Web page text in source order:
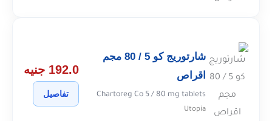
شارتوريج كو 5 / 80 مجم
اقراص
Chartoreg Co 5 / 80 mg tablets
Utopia
192.0 جنيه
تفاصيل